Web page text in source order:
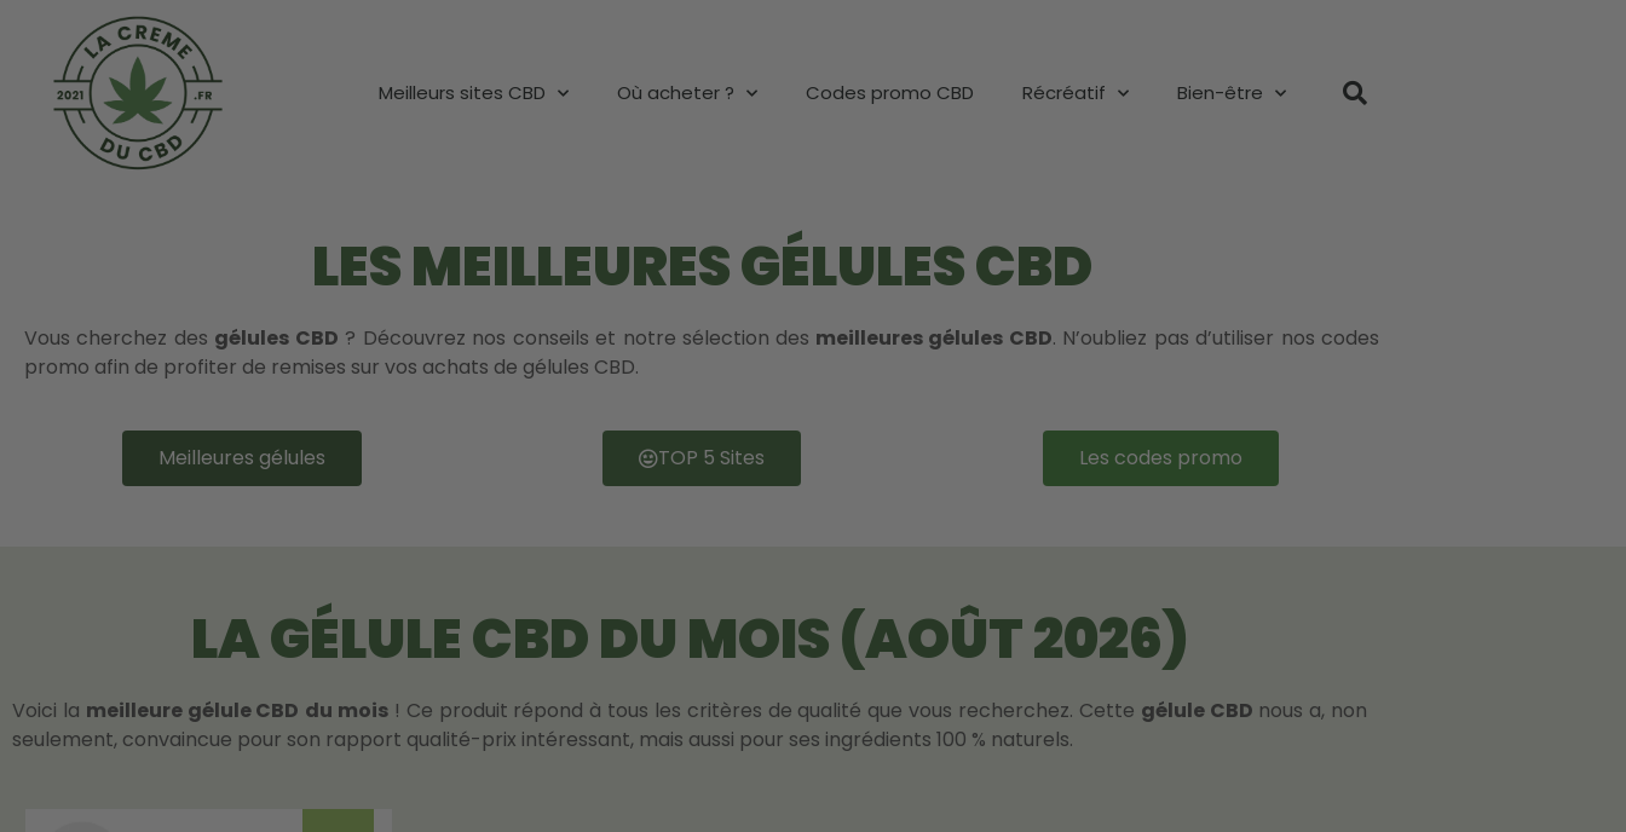
Meilleurs sites CBD Où acheter ? Codes promo CBD Récréatif Bien-être
LES MEILLEURES GÉLULES CBD
Vous cherchez des gélules CBD ? Découvrez nos conseils et notre sélection des meilleures gélules CBD. N’oubliez pas d’utiliser nos codes
promo afin de profiter de remises sur vos achats de gélules CBD.
Meilleures gélules TOP 5 Sites Les codes promo
LA GÉLULE CBD DU MOIS (AOÛT 2026)
Voici la meilleure gélule CBD du mois ! Ce produit répond à tous les critères de qualité que vous recherchez. Cette gélule CBD nous a, non
seulement, convaincue pour son rapport qualité-prix intéressant, mais aussi pour ses ingrédients 100 % naturels.